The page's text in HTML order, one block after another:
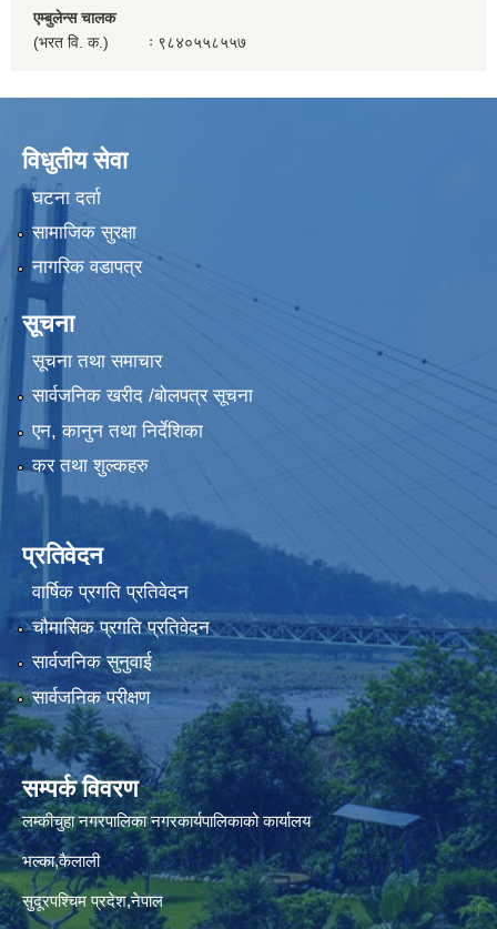
एम्बुलेन्स चालक
(भरत वि. क.) ः ९८४०५५८५५७
विधुतीय सेवा
घटना दर्ता
सामाजिक सुरक्षा
नागरिक वडापत्र
सूचना
सूचना तथा समाचार
सार्वजनिक खरीद /बोलपत्र सूचना
एन, कानुन तथा निर्देशिका
कर तथा शुल्कहरु
प्रतिवेदन
वार्षिक प्रगति प्रतिवेदन
चौमासिक प्रगति प्रतिवेदन
सार्वजनिक सुनुवाई
सार्वजनिक परीक्षण
सम्पर्क विवरण
लम्कीचुहा नगरपालिका नगरकार्यपालिकाको कार्यालय
भल्का,कैलाली
सुदूरपश्चिम प्रदेश,नेपाल